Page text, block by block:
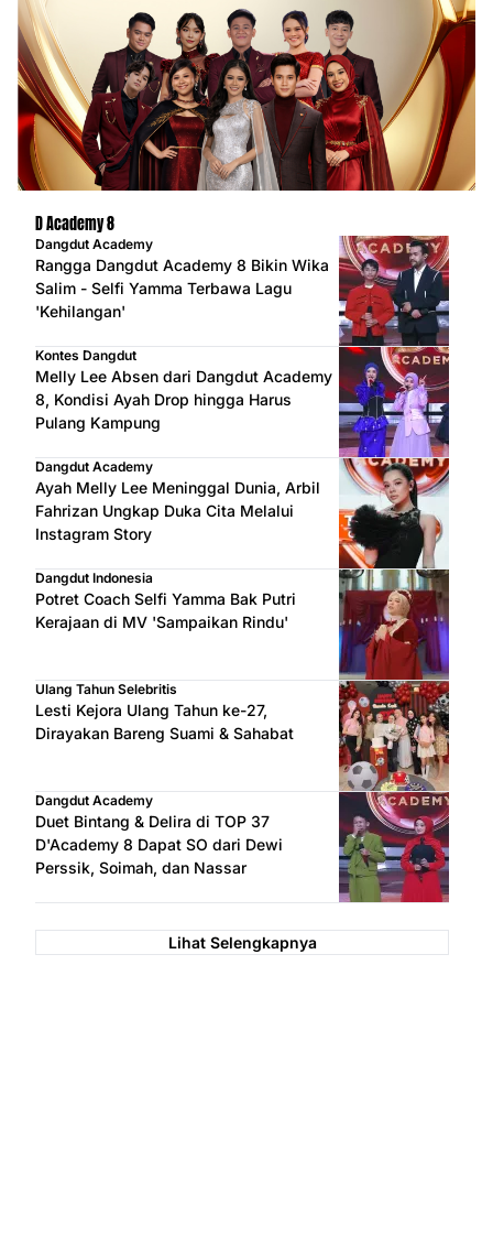
D Academy 8
Dangdut Academy
Rangga Dangdut Academy 8 Bikin Wika
Salim - Selfi Yamma Terbawa Lagu
'Kehilangan'
Kontes Dangdut
Melly Lee Absen dari Dangdut Academy
8, Kondisi Ayah Drop hingga Harus
Pulang Kampung
Dangdut Academy
Ayah Melly Lee Meninggal Dunia, Arbil
Fahrizan Ungkap Duka Cita Melalui
Instagram Story
Dangdut Indonesia
Potret Coach Selfi Yamma Bak Putri
Kerajaan di MV 'Sampaikan Rindu'
Ulang Tahun Selebritis
Lesti Kejora Ulang Tahun ke-27,
Dirayakan Bareng Suami & Sahabat
Dangdut Academy
Duet Bintang & Delira di TOP 37
D'Academy 8 Dapat SO dari Dewi
Perssik, Soimah, dan Nassar
Lihat Selengkapnya